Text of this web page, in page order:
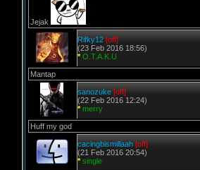
Jejak
Rifky12 [off]
(23 Feb 2016 18:56)
* O.T.A.K.U
Mantap
sanozuke [off]
(22 Feb 2016 12:24)
* merry
Huff my god
cacingbismillaah [off]
(21 Feb 2016 20:54)
* single